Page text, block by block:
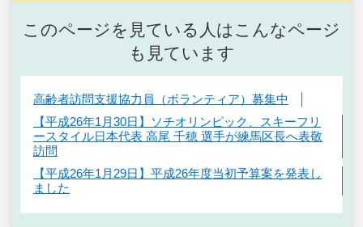
このページを見ている人はこんなページ
も見ています
高齢者訪問支援協力員（ボランティア）募集中
【平成26年1月30日】ソチオリンピック、スキーフリ
ースタイル日本代表 高尾 千穂 選手が練馬区長へ表敬
訪問
【平成26年1月29日】平成26年度当初予算案を発表し
ました